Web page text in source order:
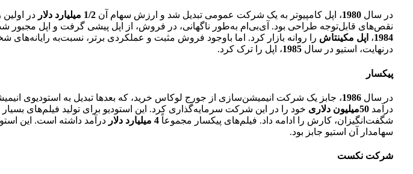
در سال 1980، اپل کامپیوتر به یک شرکت عمومی تبدیل شد و ارزش سهام آن 1/2 میلیارد دلار
در
نقص‌های قابل‌توجه طراحی بود. آی‌بی‌ام به‌طور ناگهانی، در فروش، از اپل پیشی گرفت و اپل مجبور شد
1984، اپل مکینتاش را روانه بازار کرد. اما باوجود فروش مثبت و عملکردی برتر، نسبت‌به رایانه‌های
درنهایت، استیو در سال 1985، اپل را ترک کرد.
پیکسار
در سال 1986، جابز یک شرکت انیمیشن‌سازی از جورج لوکاس خرید، که بعدها تبدیل به استودیوی
درآمد 50میلیون دلاری
خود را در این شرکت سرمایه‌گذاری کرد. این استودیو برای تولید فیلم‌های
شگفت‌انگیزان، کارش را ادامه داد. فیلم‌های پیکسار مجموعاً 4 میلیارد دلار درآمد داشته است. این
سهامدار آن استیو جابز بود.
شرکت نکست